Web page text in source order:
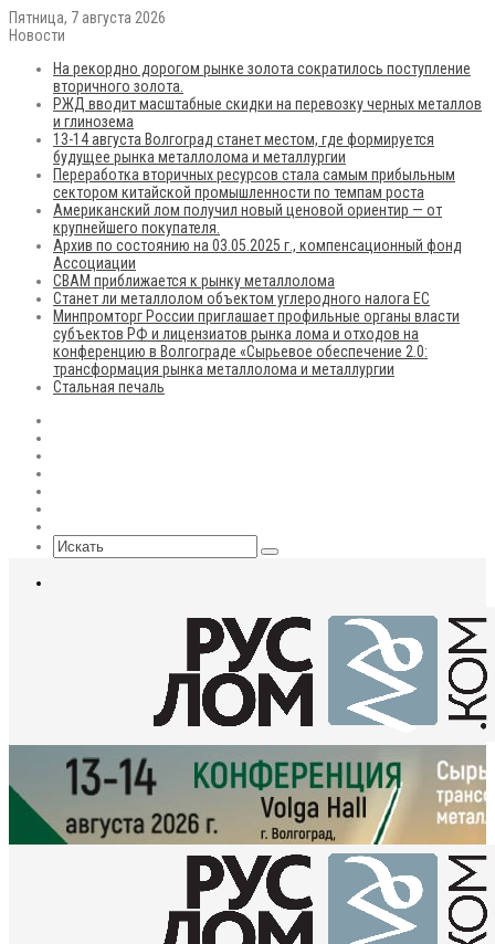
Пятница, 7 августа 2026
Новости
На рекордно дорогом рынке золота сократилось поступление
вторичного золота.
РЖД вводит масштабные скидки на перевозку черных металлов
и глинозема
13-14 августа Волгоград станет местом, где формируется
будущее рынка металлолома и металлургии
Переработка вторичных ресурсов стала самым прибыльным
сектором китайской промышленности по темпам роста
Американский лом получил новый ценовой ориентир — от
крупнейшего покупателя.
Архив по состоянию на 03.05.2025 г., компенсационный фонд
Ассоциации
CBAM приближается к рынку металлолома
Станет ли металлолом объектом углеродного налога ЕС
Минпромторг России приглашает профильные органы власти
субъектов РФ и лицензиатов рынка лома и отходов на
конференцию в Волгограде «Сырьевое обеспечение 2.0:
трансформация рынка металлолома и металлургии
Стальная печаль
Искать